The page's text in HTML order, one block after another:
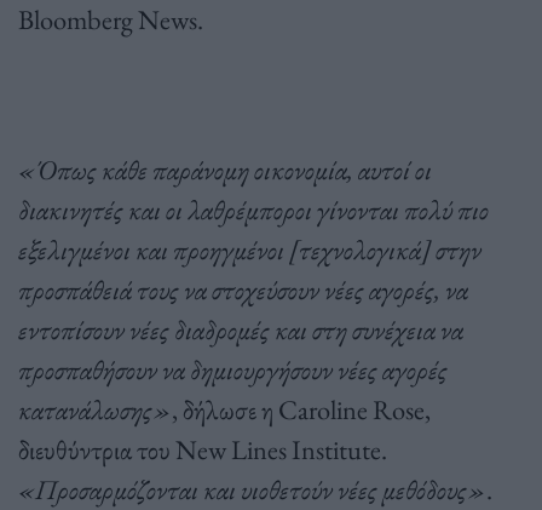
Bloomberg News.
«Όπως κάθε παράνομη οικονομία, αυτοί οι
διακινητές και οι λαθρέμποροι γίνονται πολύ πιο
εξελιγμένοι και προηγμένοι [τεχνολογικά] στην
προσπάθειά τους να στοχεύσουν νέες αγορές, να
εντοπίσουν νέες διαδρομές και στη συνέχεια να
προσπαθήσουν να δημιουργήσουν νέες αγορές
κατανάλωσης», δήλωσε η Caroline Rose,
διευθύντρια του New Lines Institute.
«Προσαρμόζονται και υιοθετούν νέες μεθόδους».